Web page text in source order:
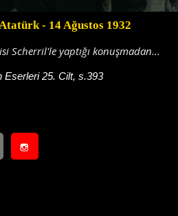
- 14 Ağustos 1932
Scherril'le yaptığı konuşmadan...
Eserleri 25. Cilt, s.393